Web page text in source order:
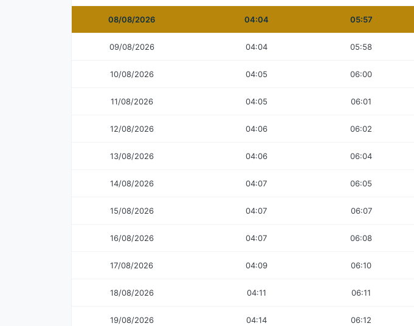
08/08/2026 04:04 05:57
09/08/2026 04:04 05:58
10/08/2026 04:05 06:00
11/08/2026 04:05 06:01
12/08/2026 04:06 06:02
13/08/2026 04:06 06:04
14/08/2026 04:07 06:05
15/08/2026 04:07 06:07
16/08/2026 04:07 06:08
17/08/2026 04:09 06:10
18/08/2026 04:11 06:11
19/08/2026 04:14 06:12